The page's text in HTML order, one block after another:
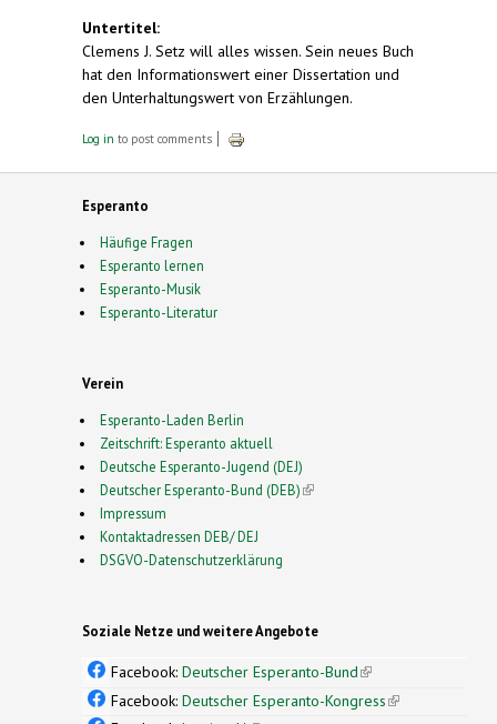
Untertitel:
Clemens J. Setz will alles wissen. Sein neues Buch
hat den Informationswert einer Dissertation und
den Unterhaltungswert von Erzählungen.
Log in to post comments
Esperanto
Häufige Fragen
Esperanto lernen
Esperanto-Musik
Esperanto-Literatur
Verein
Esperanto-Laden Berlin
Zeitschrift: Esperanto aktuell
Deutsche Esperanto-Jugend (DEJ)
Deutscher Esperanto-Bund (DEB)(link is external)
Impressum
Kontaktadressen DEB/ DEJ
DSGVO-Datenschutzerklärung
Soziale Netze und weitere Angebote
Facebook: Deutscher Esperanto-Bund(link is
external)
Facebook: Deutscher Esperanto-Kongress(link is